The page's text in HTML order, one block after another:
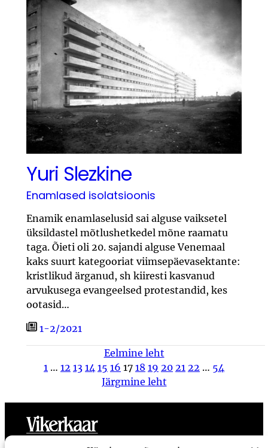
Yuri Slezkine
Enamlased isolatsioonis
Enamik enamlaselusid sai alguse vaiksetel
üksildastel mõtlushetkedel mõne raamatu
taga. Õieti oli 20. sajandi alguse Venemaal
kaks suurt kategooriat viimsepäevasektante:
kristlikud ärganud, sh kiiresti kasvanud
arvukusega evangeelsed protestandid, kes
ootasid…
1-2/2021
Eelmine leht
1 … 12 13 14 15 16 17 18 19 20 21 22 … 54
Järgmine leht